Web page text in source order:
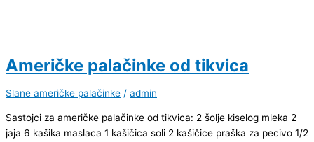
Američke palačinke od tikvica
Slane američke palačinke / admin
Sastojci za američke palačinke od tikvica: 2 šolje kiselog mleka 2
jaja 6 kašika maslaca 1 kašičica soli 2 kašičice praška za pecivo 1/2